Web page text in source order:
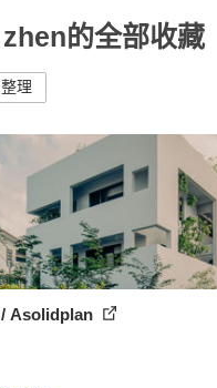
的全部收藏
整理
/ Asolidplan